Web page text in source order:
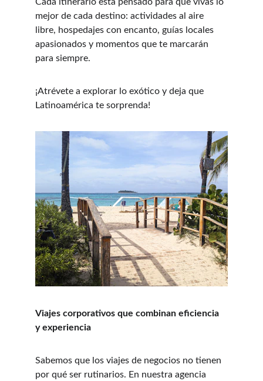
mejor de cada destino: actividades al aire
libre, hospedajes con encanto, guías locales
apasionados y momentos que te marcarán
para siempre.
¡Atrévete a explorar lo exótico y deja que
Latinoamérica te sorprenda!
Viajes corporativos que combinan eficiencia
y experiencia
Sabemos que los viajes de negocios no tienen
por qué ser rutinarios. En nuestra agencia